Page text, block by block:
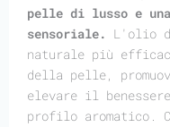
pelle di lusso e
sensoriale. L'olio
naturale più
della pelle,
elevare il
profilo aromatico.